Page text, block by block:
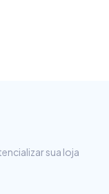
sua loja